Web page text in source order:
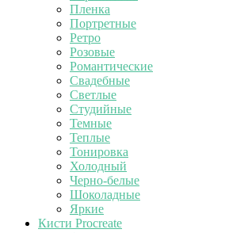
Пленка
Портретные
Ретро
Розовые
Романтические
Свадебные
Светлые
Студийные
Темные
Теплые
Тонировка
Холодный
Черно-белые
Шоколадные
Яркие
Кисти Procreate